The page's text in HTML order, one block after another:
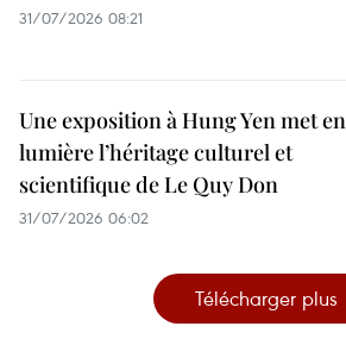
31/07/2026 08:21
Une exposition à Hung Yen met en
lumière l’héritage culturel et
scientifique de Le Quy Don
31/07/2026 06:02
Télécharger plus